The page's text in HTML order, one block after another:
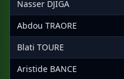
Nasser DJIGA
Abdou TRAORE
Blati TOURE
Aristide BANCE